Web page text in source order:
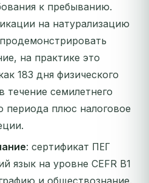
к пребыванию.
на натурализацию
на практике это
183 дня физического
течение семилетнего
периода плюс налоговое
: сертификат ΠΕΓ
язык на уровне CEFR B1
и обществознание.